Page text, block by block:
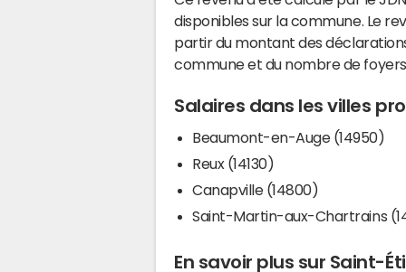
disponibles sur la commune. Le
partir du montant des
commune et du nombre de
Salaires dans les villes
Beaumont-en-Auge (14950)
Reux (14130)
Canapville (14800)
Saint-Martin-aux-Chartrains
En savoir plus sur Saint-